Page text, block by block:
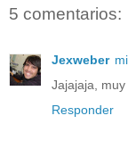
5 comentarios:
Jexweber
Jajajaja,
Responder